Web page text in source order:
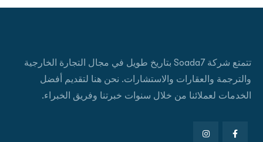
تتمتع شركة Soada7 بتاريخ طويل في مجال التجارة الخارجية
والترجمة والعقارات والاستشارات. نحن هنا لتقديم أفضل
الخدمات لعملائنا من خلال سنوات خبرتنا وفريق الخبراء.